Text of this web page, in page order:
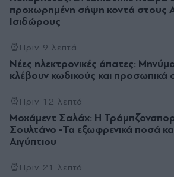
προχωρημένη σήψη κοντά στους
Ισιδώρους
Πριν 9 λεπτά
Νέες ηλεκτρονικές άπατες:
κλέβουν κωδικούς και προσωπικά
Πριν 12 λεπτά
Μοχάμεντ Σαλάχ: Η Τράμπζονσπορ
Σουλτάνο -Τα εξωφρενικά ποσά
Αιγύπτιου
Πριν 21 λεπτά